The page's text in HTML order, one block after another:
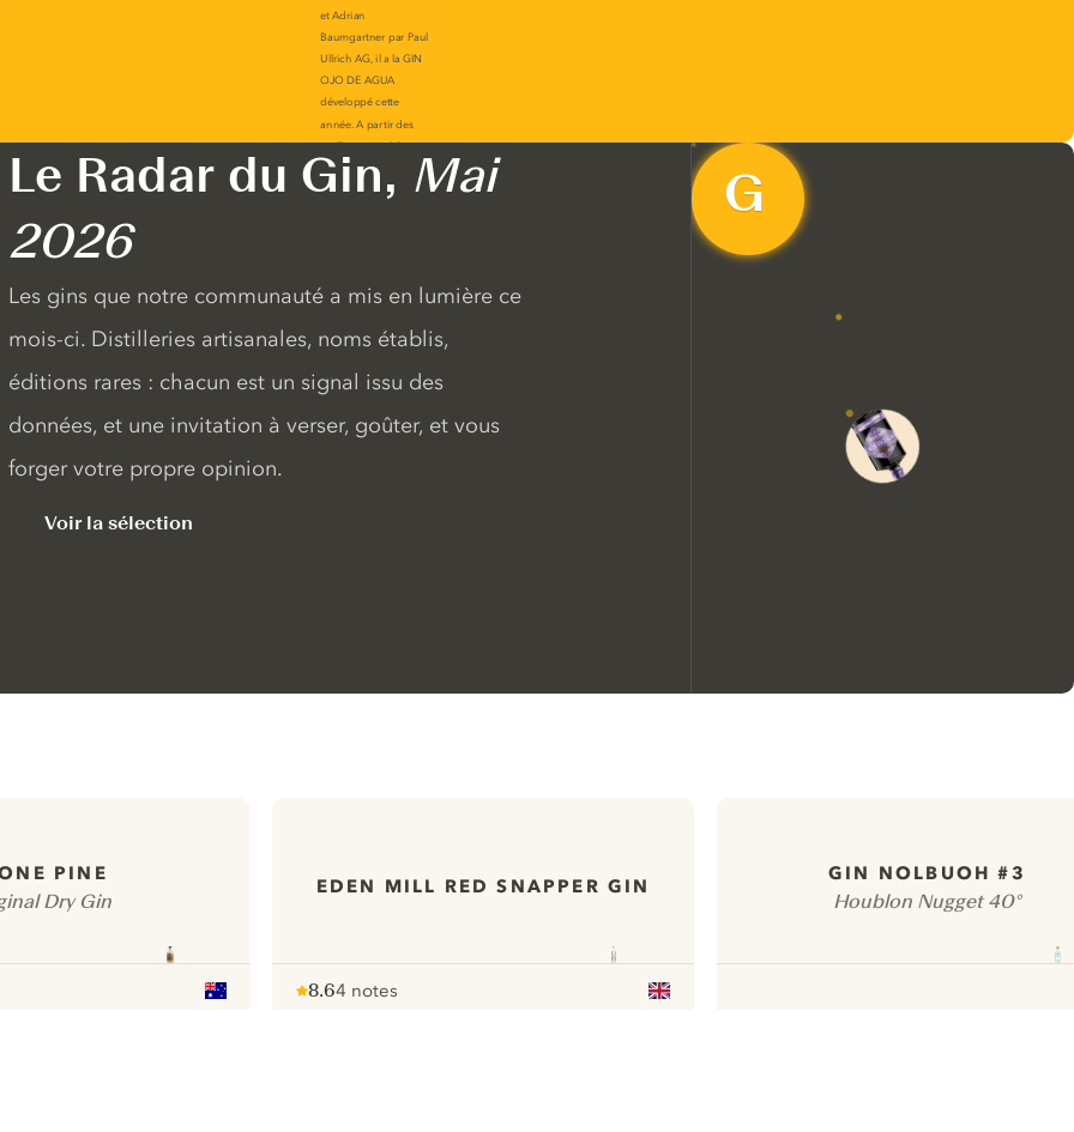
Le Radar du Gin, Mai
2026
Les gins que notre communauté a mis en lumière ce
mois-ci. Distilleries artisanales, noms établis,
éditions rares : chacun est un signal issu des
données, et une invitation à verser, goûter, et vous
forger votre propre opinion.
Voir la sélection
PINE
Dry Gin
EDEN MILL RED SNAPPER GIN
8.64 notes
GIN NOLBUOH #3
Houblon Nugget 40°
notre politique de gestion
Paramétrer mes cookies